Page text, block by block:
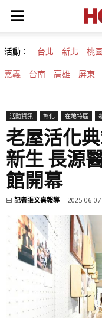
活動： 台北 新北 桃園
嘉義 台南 高雄 屏東
活動資訊 彰化 在地特區
老屋活化
新生 長源
館開幕
由 記者張文熹報導 - 2025-06-07